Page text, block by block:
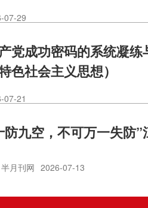
07-29
党成功密码的系统凝
色社会主义思想）
07-21
防九空，不可万一失防
半月刊网 2026-07-13